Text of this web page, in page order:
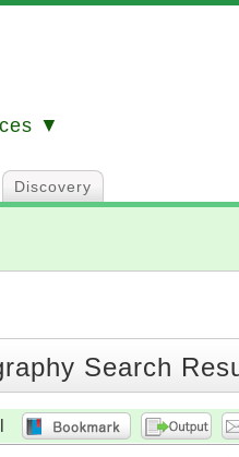
▼
Discovery
Search